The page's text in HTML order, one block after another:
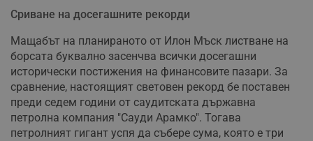
Сриване на досегашните рекорди
Мащабът на планираното от Илон Мъск листване на
борсата буквално засенчва всички досегашни
исторически постижения на финансовите пазари. За
сравнение, настоящият световен рекорд бе поставен
преди седем години от саудитската държавна
петролна компания "Сауди Арамко". Тогава
петролният гигант успя да събере сума, която е три